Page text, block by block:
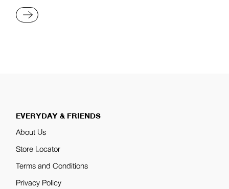
READ MORE
EVERYDAY & FRIENDS
About Us
Store Locator
Terms and Conditions
Privacy Policy